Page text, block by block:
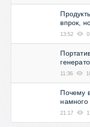
впрок,
13:52 0
11:36
Почему
21:17